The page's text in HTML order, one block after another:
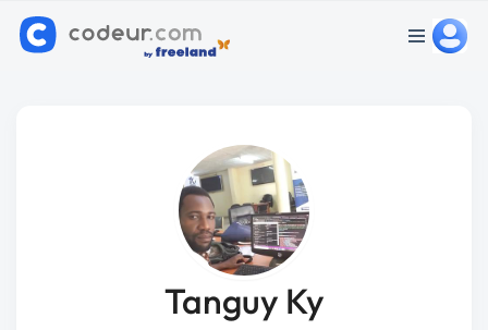
Tanguy Ky